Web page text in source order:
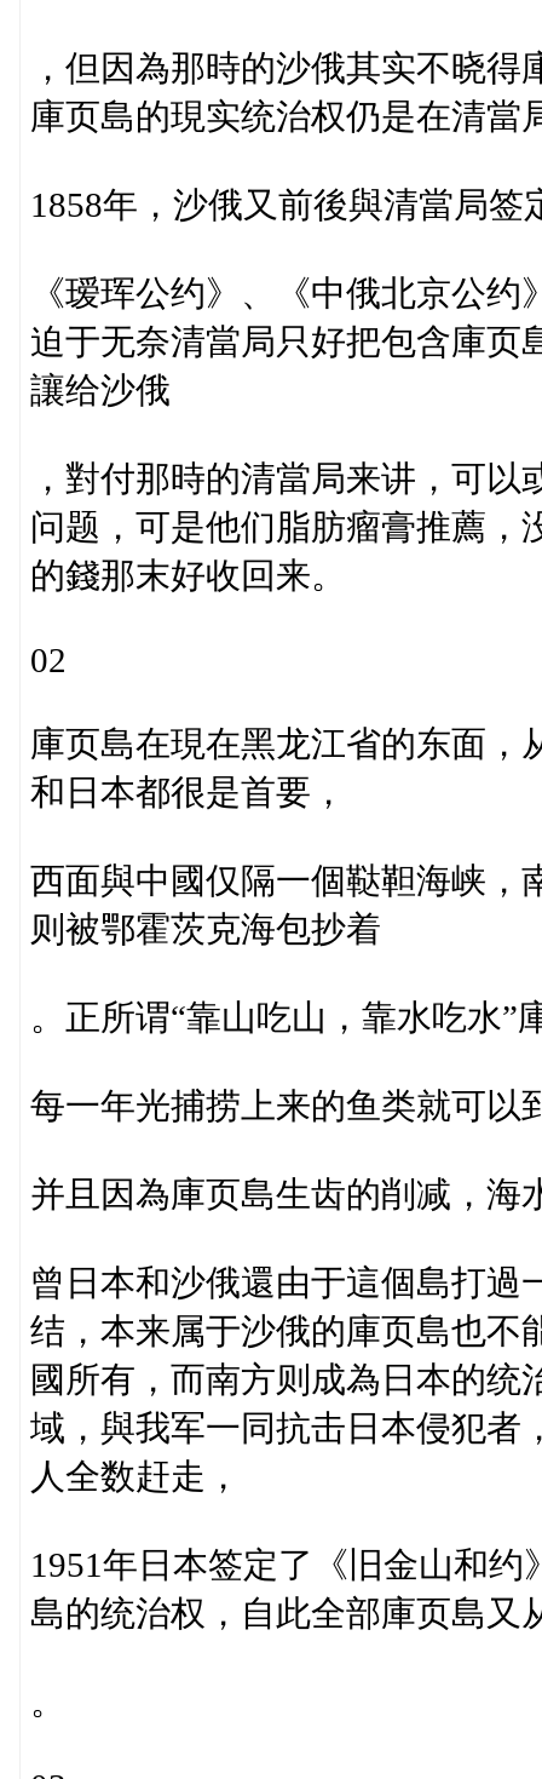
，但因為那時的沙俄其实不晓
庫页島的現实统治权仍是在清當
1858年，沙俄又前後與清當局签
《瑷珲公约》、《中俄北京公
迫于无奈清當局只好把包含庫页
讓给沙俄
，對付那時的清當局来讲，可
问题，可是他们脂肪瘤膏推薦，
的錢那末好收回来。
02
庫页島在現在黑龙江省的东面，
和日本都很是首要，
西面與中國仅隔一個鞑靼海峡，
则被鄂霍茨克海包抄着
。正所谓“靠山吃山，靠水吃水
每一年光捕捞上来的鱼类就可以
并且因為庫页島生齿的削减，海
曾日本和沙俄還由于這個島打過
结，本来属于沙俄的庫页島也不
國所有，而南方则成為日本的
域，與我军一同抗击日本侵犯者
人全数赶走，
1951年日本签定了《旧金山和
島的统治权，自此全部庫页島又
。